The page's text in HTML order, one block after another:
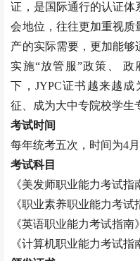
证，是国际通行的认证体
会地位，往往更加重视质
产的实际需要，更加能够
实施“放管服”政策、
下，JYPC证书越来越
征、成为大中专院校学生
考试时间
每年统考五次，时间为4
考试科目
《美发师职业能力考试指
《职业素养职业能力考试
《英语职业能力考试指南
《计算机职业能力考试指